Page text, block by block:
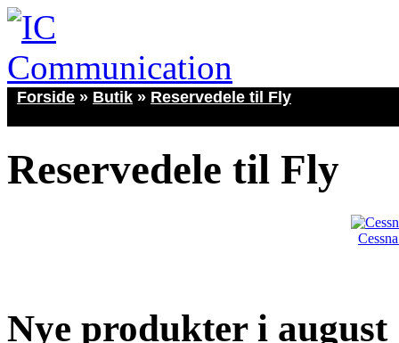
Forside » Butik » Reservedele til Fly
Reservedele til Fly
Nye produkter i august